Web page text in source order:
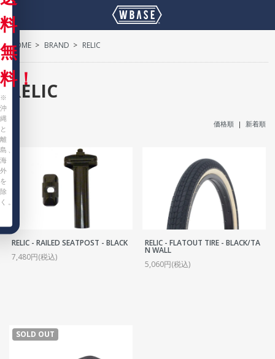
料
無
料！
※
沖
縄
と
離
島、
海
外
を
除
く。
HOME > BRAND > RELIC
RELIC
価格順| 新着順
RELIC - RAILED SEATPOST - BLACK
7,480円(税込)
RELIC - FLATOUT TIRE - BLACK/TA
N WALL
5,060円(税込)
SOLD OUT